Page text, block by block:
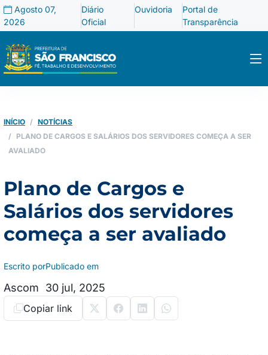
Agosto 07,
2026
Diário
Oficial
Ouvidoria
Portal de
Transparência
INÍCIO
NOTÍCIAS
PLANO DE CARGOS E SALÁRIOS DOS SERVIDORES COMEÇA A SER
AVALIADO
Plano de Cargos e
Salários dos servidores
começa a ser avaliado
Escrito por
Ascom
Publicado em
30 jul, 2025
Copiar link